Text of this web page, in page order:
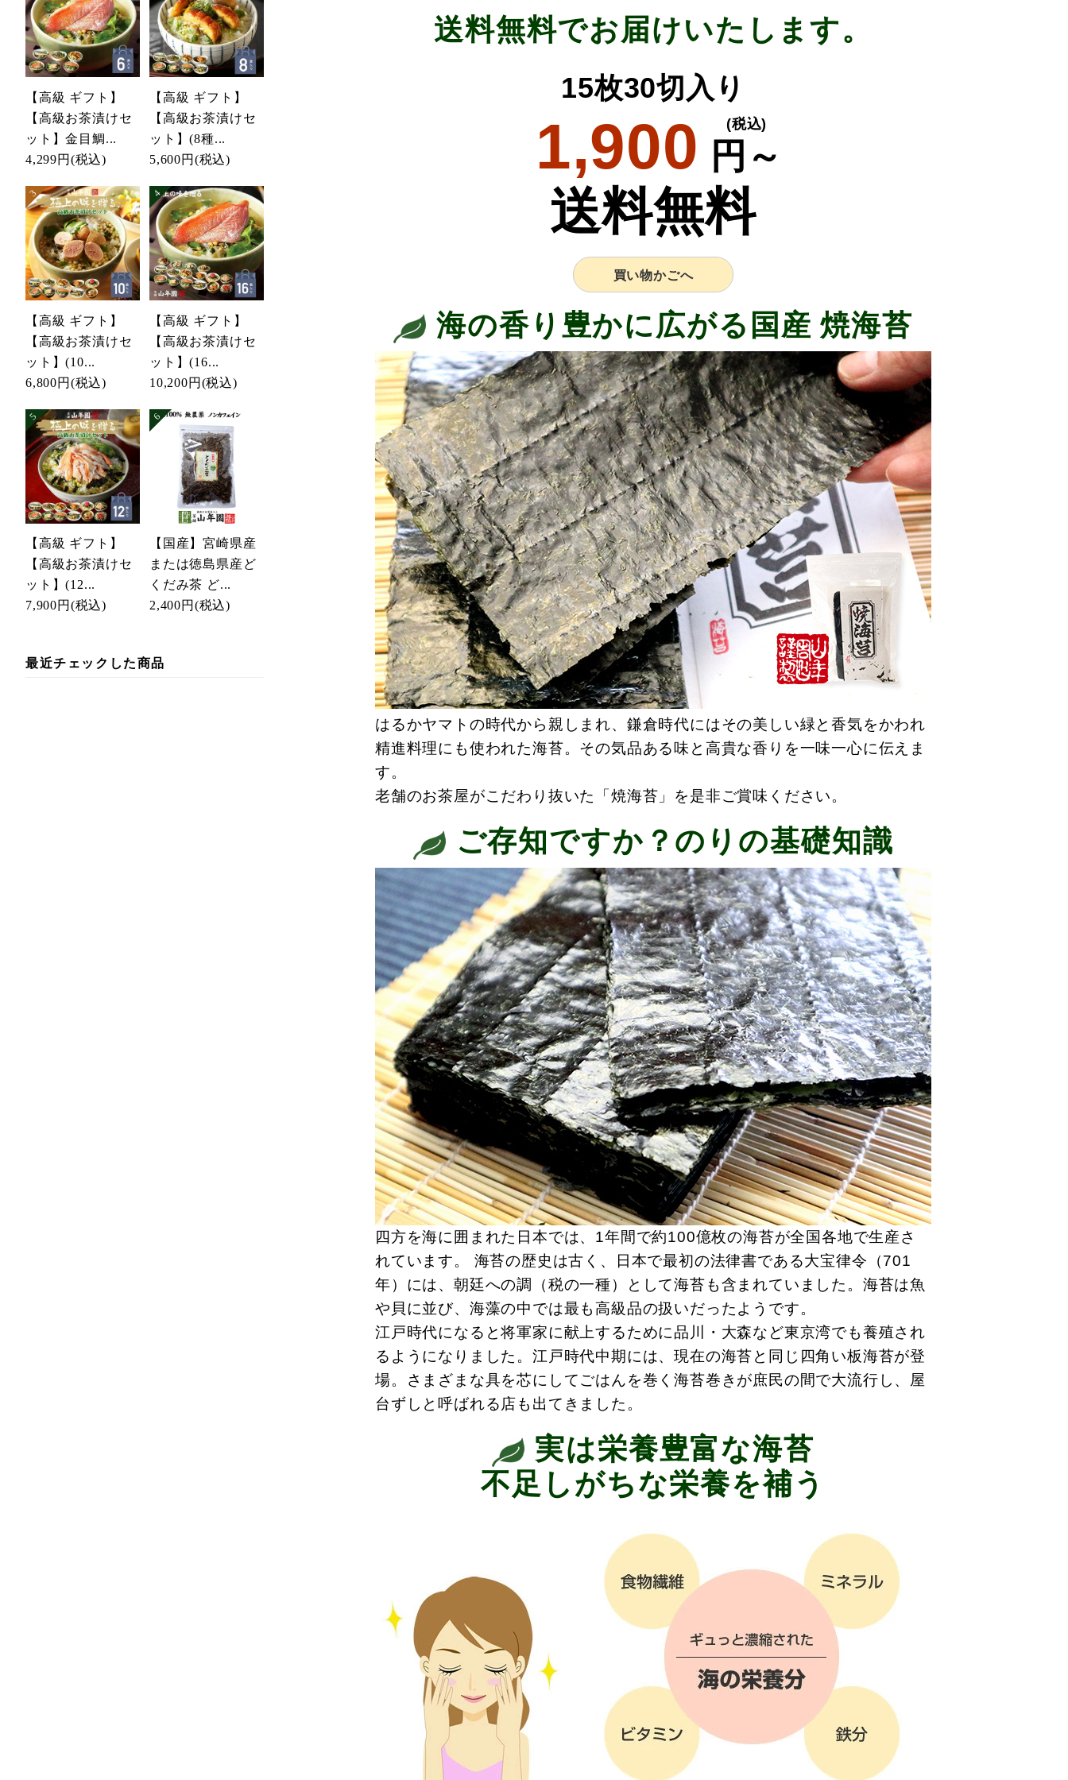
【高級 ギフト】
【高級お茶漬けセ
ット】金目鯛...
4,299円 (税込)
【高級 ギフト】
【高級お茶漬けセ
ット】(8種...
5,600円 (税込)
【高級 ギフト】
【高級お茶漬けセ
ット】(10...
6,800円 (税込)
【高級 ギフト】
【高級お茶漬けセ
ット】(16...
10,200円 (税込)
【高級 ギフト】
【高級お茶漬けセ
ット】(12...
7,900円 (税込)
【国産】宮崎県産
または徳島県産ど
くだみ茶 ど...
2,400円 (税込)
最近チェックした商品
送料無料でお届けいたします。
15枚30切入り
1,900 円～
(税込)
送料無料
買い物かごへ
海の香り豊かに広がる国産 焼海苔
はるかヤマトの時代から親しまれ、鎌倉時代にはその美しい緑と香気をかわれ
精進料理にも使われた海苔。その気品ある味と高貴な香りを一味一心に伝えま
す。
老舗のお茶屋がこだわり抜いた「焼海苔」を是非ご賞味ください。
ご存知ですか？のりの基礎知識
四方を海に囲まれた日本では、1年間で約100億枚の海苔が全国各地で生産さ
れています。 海苔の歴史は古く、日本で最初の法律書である大宝律令（701
年）には、朝廷への調（税の一種）として海苔も含まれていました。海苔は魚
や貝に並び、海藻の中では最も高級品の扱いだったようです。
江戸時代になると将軍家に献上するために品川・大森など東京湾でも養殖され
るようになりました。江戸時代中期には、現在の海苔と同じ四角い板海苔が登
場。さまざまな具を芯にしてごはんを巻く海苔巻きが庶民の間で大流行し、屋
台ずしと呼ばれる店も出てきました。
実は栄養豊富な海苔
不足しがちな栄養を補う